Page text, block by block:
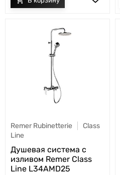
Remer Rubinetterie
Class
Line
Душевая система с
изливом Remer Class
Line L34AMD25